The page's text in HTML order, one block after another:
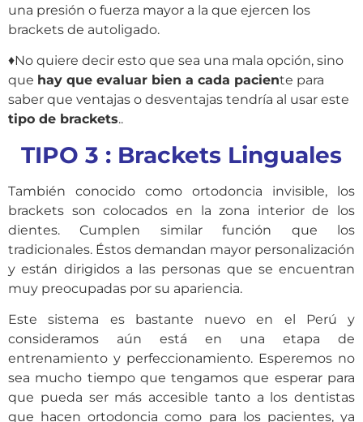
una presión o fuerza mayor a la que ejercen los
brackets de autoligado.
♦No quiere decir esto que sea una mala opción, sino
que hay que evaluar bien a cada paciente para
saber que ventajas o desventajas tendría al usar este
tipo de brackets..
TIPO 3 : Brackets Linguales
También conocido como ortodoncia invisible, los
brackets son colocados en la zona interior de los
dientes. Cumplen similar función que los
tradicionales. Éstos demandan mayor personalización
y están dirigidos a las personas que se encuentran
muy preocupadas por su apariencia.
Este sistema es bastante nuevo en el Perú y
consideramos aún está en una etapa de
entrenamiento y perfeccionamiento. Esperemos no
sea mucho tiempo que tengamos que esperar para
que pueda ser más accesible tanto a los dentistas
que hacen ortodoncia como para los pacientes, ya